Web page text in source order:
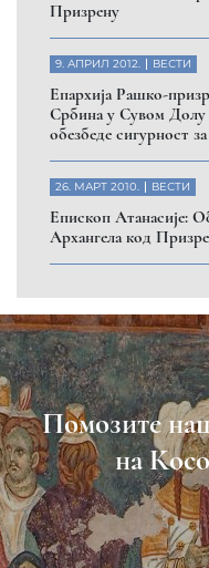
Призрену
9. АПРИЛ 2012. ВЕСТИ
Eпархија Рашко-
Србина у Сувом
обезбеде сигурност
26. МАРТ 2010. ВЕСТИ
Eпископ Атанасије:
Архангела код
Помозите
на